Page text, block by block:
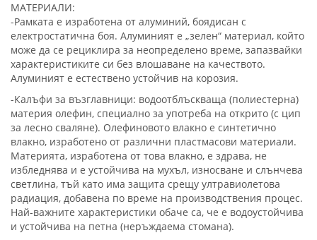
МАТЕРИАЛИ:
-Рамката е изработена от алуминий, боядисан с
електростатична боя. Алуминият е „зелен“ материал, който
може да се рециклира за неопределено време, запазвайки
характеристиките си без влошаване на качеството.
Алуминият е естествено устойчив на корозия.
-Калъфи за възглавници: водоотблъскваща (полиестерна)
материя олефин, специално за употреба на открито (с цип
за лесно сваляне). Олефиновото влакно е синтетично
влакно, изработено от различни пластмасови материали.
Материята, изработена от това влакно, е здрава, не
избледнява и е устойчива на мухъл, износване и слънчева
светлина, тъй като има защита срещу ултравиолетова
радиация, добавена по време на производствения процес.
Най-важните характеристики обаче са, че е водоустойчива
и устойчива на петна (неръждаема стомана).